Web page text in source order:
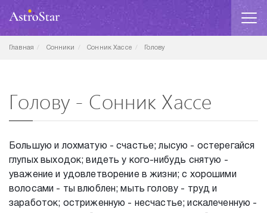
Главная Сонники Сонник Хассе Голову
Голову - Сонник Хассе
Большую и лохматую - счастье; лысую - остерегайся
глупых выходок; видеть у кого-нибудь снятую -
уважение и удовлетворение в жизни; с хорошими
волосами - ты влюблен; мыть голову - труд и
заработок; остриженную - несчастье; искалеченную -